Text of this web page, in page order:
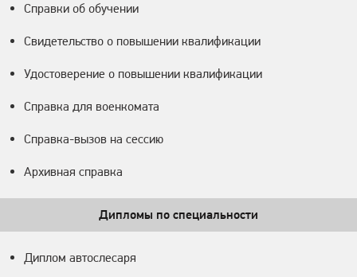
Справки об обучении
Свидетельство о повышении квалификации
Удостоверение о повышении квалификации
Справка для военкомата
Справка-вызов на сессию
Архивная справка
Дипломы по специальности
Диплом автослесаря